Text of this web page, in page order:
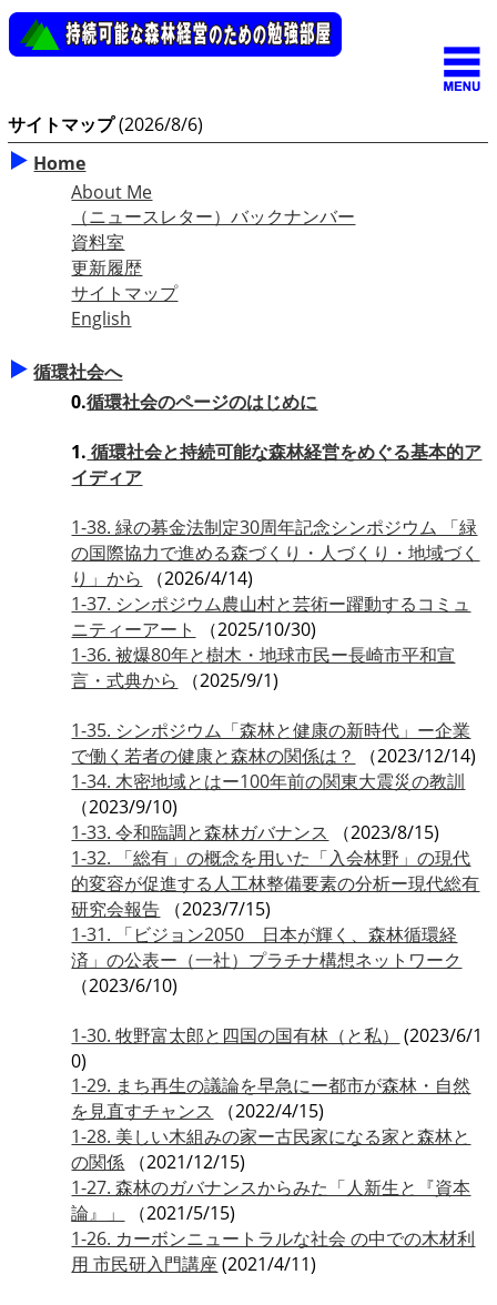
サイトマップ(2026/8/6)
Home
About Me
（ニュースレター）バックナンバー
資料室
更新履歴
サイトマップ
English
循環社会へ
0.循環社会のページのはじめに
1. 循環社会と持続可能な森林経営をめぐる基本的ア
イディア
1-38. 緑の募金法制定30周年記念シンポジウム 「緑
の国際協力で進める森づくり・人づくり・地域づく
り」から
（2026/4/14)
1-37. シンポジウム農山村と芸術ー躍動するコミュ
ニティーアート
（2025/10/30)
1-36. 被爆80年と樹木・地球市民ー長崎市平和宣
言・式典から
（2025/9/1)
1-35. シンポジウム「森林と健康の新時代」ー企業
で働く若者の健康と森林の関係は？
（2023/12/14)
1-34. 木密地域とはー100年前の関東大震災の教訓
（2023/9/10)
1-33. 令和臨調と森林ガバナンス
（2023/8/15)
1-32. 「総有」の概念を用いた「入会林野」の現代
的変容が促進する人工林整備要素の分析ー現代総有
研究会報告 （2023/7/15)
1-31. 「ビジョン2050 日本が輝く、森林循環経
済」の公表ー（一社）プラチナ構想ネットワーク
（2023/6/10)
1-30. 牧野富太郎と四国の国有林（と私）
(2023/6/1
0)
1-29. まち再生の議論を早急にー都市が森林・自然
を見直すチャンス
（2022/4/15)
1-28. 美しい木組みの家ー古民家になる家と森林と
の関係 （2021/12/15)
1-27. 森林のガバナンスからみた「人新生と『資本
論』」
（2021/5/15)
1-26. カーボンニュートラルな社会 の中での木材利
用 市民研入門講座 (2021/4/11)